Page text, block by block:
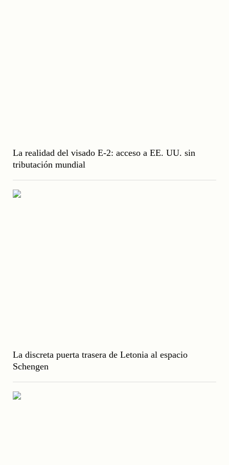
La realidad del visado E-2: acceso a EE. UU. sin
tributación mundial
La discreta puerta trasera de Letonia al espacio
Schengen